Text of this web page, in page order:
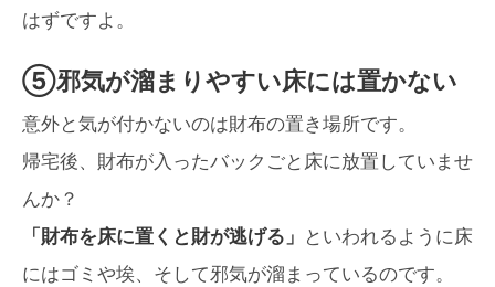
はずですよ。
⑤邪気が溜まりやすい床には置かない
意外と気が付かないのは財布の置き場所です。
帰宅後、財布が入ったバックごと床に放置していませ
んか？
「財布を床に置くと財が逃げる」 といわれるように床
にはゴミや埃、そして邪気が溜まっているのです。